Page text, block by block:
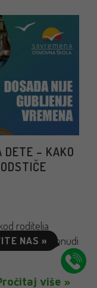
DETE – KAKO
roditelja
– da ponudi
više »
NAS »